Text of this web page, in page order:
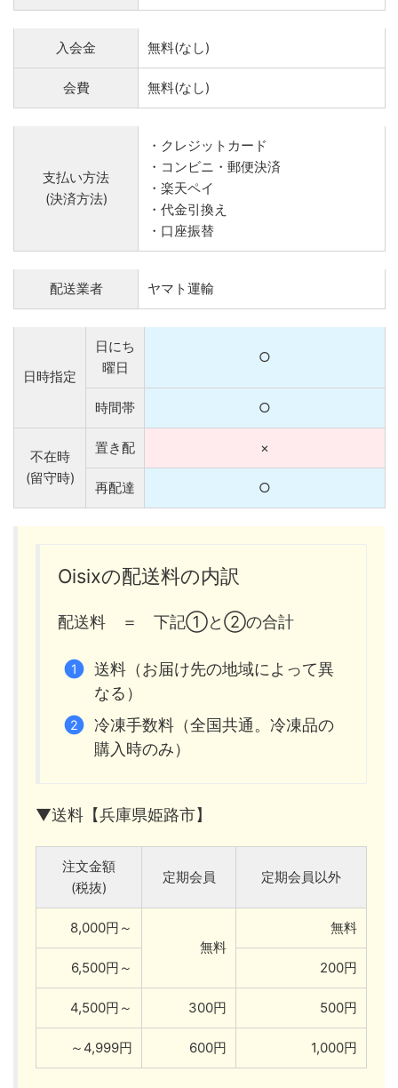
入会金 無料(なし)
会費 無料(なし)
支払い方法
(決済方法)
・クレジットカード
・コンビニ・郵便決済
・楽天ペイ
・代金引換え
・口座振替
配送業者 ヤマト運輸
日時指定
日にち
曜日
○
時間帯 ○
不在時
(留守時)
置き配 ×
再配達 ○
Oisixの配送料の内訳
配送料 ＝ 下記①と②の合計
送料（お届け先の地域によって異
なる）
冷凍手数料（全国共通。冷凍品の
購入時のみ）
▼送料【兵庫県姫路市】
注文金額
(税抜)
定期会員 定期会員以外
8,000円～
無料
無料
6,500円～ 200円
4,500円～ 300円 500円
～4,999円 600円 1,000円